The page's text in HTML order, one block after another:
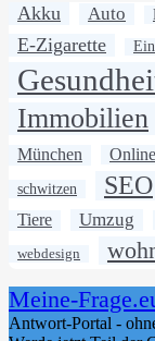
Akku Auto
E-Zigarette
Immobilien
München
schwitzen SEO
Tiere Umzug
webdesign
Meine-
Antwort-Portal -